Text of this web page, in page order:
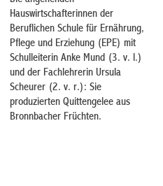
Hauswirtschafterinnen der
Beruflichen Schule für Ernährung,
Pflege und Erziehung (EPE) mit
Schulleiterin Anke Mund (3. v. l.)
und der Fachlehrerin Ursula
Scheurer (2. v. r.): Sie
produzierten Quittengelee aus
Bronnbacher Früchten.